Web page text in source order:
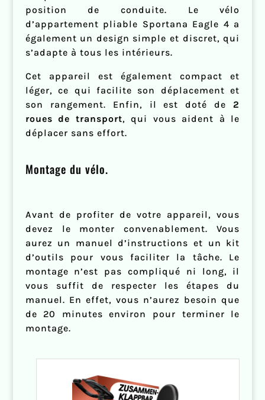
position de conduite. Le vélo
d’appartement pliable Sportana Eagle 4 a
également un design simple et discret, qui
s’adapte à tous les intérieurs.
Cet appareil est également compact et
léger, ce qui facilite son déplacement et
son rangement. Enfin, il est doté de 2
roues de transport, qui vous aident à le
déplacer sans effort.
Montage du vélo.
Avant de profiter de votre appareil, vous
devez le monter convenablement. Vous
aurez un manuel d’instructions et un kit
d’outils pour vous faciliter la tâche. Le
montage n’est pas compliqué ni long, il
vous suffit de respecter les étapes du
manuel. En effet, vous n’aurez besoin que
de 20 minutes environ pour terminer le
montage.